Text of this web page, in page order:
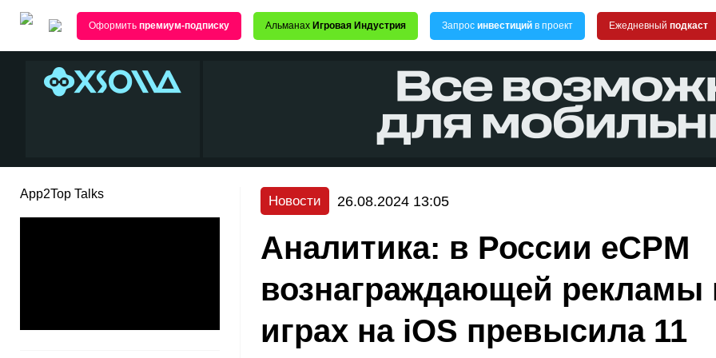
Оформить премиум-подписку Альманах Игровая Индустрия Запрос инвестиций в проект Ежедневный подкаст
App2Top Talks Новости 26.08.2024 13:05
Аналитика: в России eCPM
вознаграждающей рекламы
играх на iOS превысила 11